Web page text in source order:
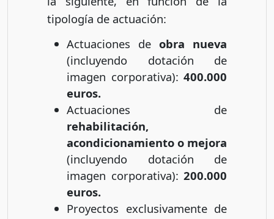
tipología de actuación:
Actuaciones de obra nueva
(incluyendo dotación de
imagen corporativa): 400.000
euros.
Actuaciones de
rehabilitación,
acondicionamiento o mejora
(incluyendo dotación de
imagen corporativa): 200.000
euros.
Proyectos exclusivamente de